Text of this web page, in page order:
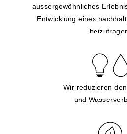
aussergewöhnliches
Entwicklung eines
Wir reduzieren
und